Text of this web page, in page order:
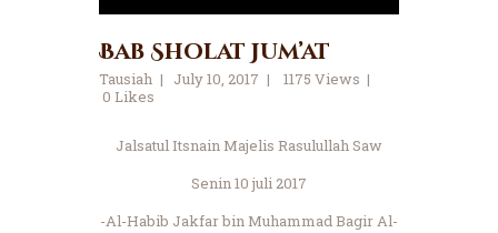
Bab Sholat Jum’at
Tausiah July 10, 2017 1175 Views
0 Likes
Jalsatul Itsnain Majelis Rasulullah Saw
Senin 10 juli 2017
-Al-Habib Jakfar bin Muhammad Bagir Al-